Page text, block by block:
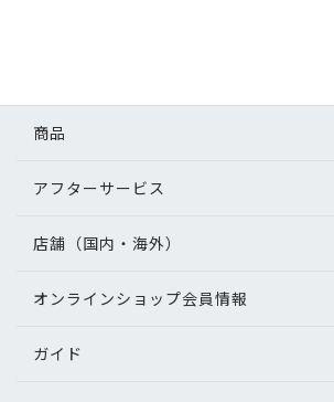
商品
アフターサービス
店舗（国内・海外）
オンラインショップ会員情報
ガイド